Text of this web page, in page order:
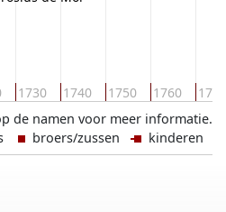
1730 1740 1750 1760 1770
de namen voor meer informatie.
broers/zussen kinderen